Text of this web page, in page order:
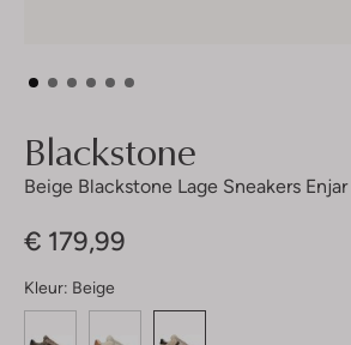
Blackstone
Beige Blackstone Lage Sneakers
€ 179,99
Kleur: Beige